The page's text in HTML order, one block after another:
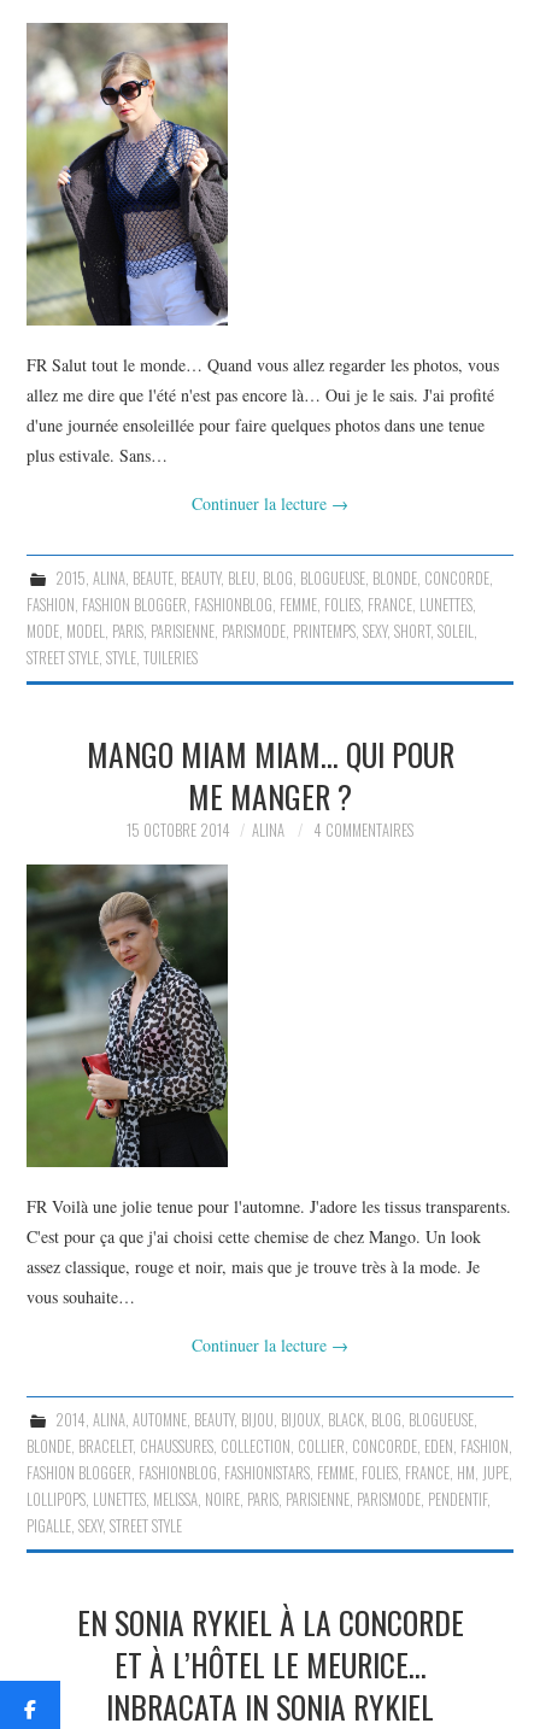
FR Salut tout le monde… Quand vous allez regarder les photos, vous
allez me dire que l'été n'est pas encore là… Oui je le sais. J'ai profité
d'une journée ensoleillée pour faire quelques photos dans une tenue
plus estivale. Sans…
Continuer la lecture →
2015 ALINA, BEAUTE, BEAUTY, BLEU BLOG BLOGUEUSE, BLONDE, CONCORDE,
FASHION FASHION BLOGGER FASHIONBLOG FEMME FOLIES FRANCE LUNETTES
MODE MODEL PARIS PARISIENNE PARISMODE PRINTEMPS ,SEXY,SHORT,SOLEIL
STREET STYLE ,STYLE ,TUILERIES
MANGO MIAM MIAM… QUI POUR
ME MANGER ?
15 OCTOBRE 2014 ALINA 4 COMMENTAIRES
FR Voilà une jolie tenue pour l'automne. J'adore les tissus transparents.
C'est pour ça que j'ai choisi cette chemise de chez Mango. Un look
assez classique, rouge et noir, mais que je trouve très à la mode. Je
vous souhaite…
Continuer la lecture →
2014 ALINA, AUTOMNE, BEAUTY, BIJOU BIJOUX, BLACK, BLOG BLOGUEUSE,
BLONDE BRACELET, CHAUSSURES COLLECTION COLLIER CONCORDE EDEN FASHION
FASHION BLOGGER FASHIONBLOG FASHIONISTARS FEMME FOLIES FRANCE HM JUPE
LOLLIPOPS LUNETTES MELISSA NOIRE PARIS PARISIENNE PARISMODE PENDENTIF,
PIGALLE ,SEXY,STREET STYLE
EN SONIA RYKIEL À LA CONCORDE
ET À L’HÔTEL LE MEURICE…
INBRACATA IN SONIA RYKIEL